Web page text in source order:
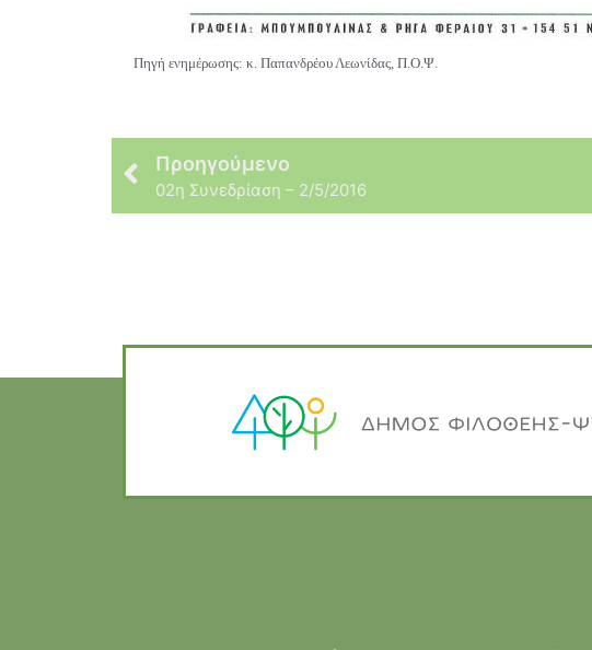
Πηγή ενημέρωσης: κ. Παπανδρέου Λεωνίδας, Π.Ο.Ψ.
Προηγούμενο
02η Συνεδρίαση – 2/5/2016